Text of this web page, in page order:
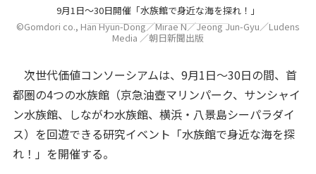
9月1日〜30日開催「水族館で身近な海を探れ！」
©Gomdori co., Han Hyun-Dong／Mirae N／Jeong Jun-Gyu／Ludens
Media ／朝日新聞出版
次世代価値コンソーシアムは、9月1日〜30日の間、首
都圏の4つの水族館（京急油壺マリンパーク、サンシャイ
ン水族館、しながわ水族館、横浜・八景島シーパラダイ
ス）を回遊できる研究イベント「水族館で身近な海を探
れ！」を開催する。